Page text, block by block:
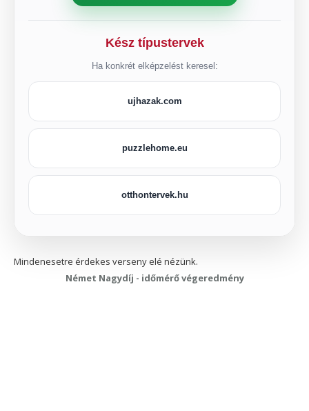
Kész típustervek
Ha konkrét elképzelést keresel:
ujhazak.com
puzzlehome.eu
otthontervek.hu
Mindenesetre érdekes verseny elé nézünk.
Német Nagydíj - időmérő végeredmény